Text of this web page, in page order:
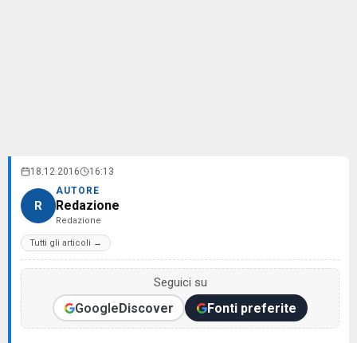
18.12.2016 16:13
R
AUTORE
Redazione
Redazione
Tutti gli articoli →
Seguici su
GoogleDiscover Fonti preferite